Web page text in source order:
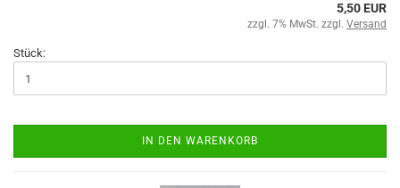
5,50 EUR
zzgl. 7% MwSt. zzgl. Versand
Stück:
IN DEN WARENKORB